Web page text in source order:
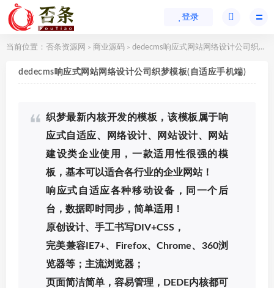
登录
当前位置： 否条资源网 > 商业源码 > dedecms响应式网站网络设计公司织梦模板(自适应手机端)
dedecms响应式网站网络设计公司织梦模板(自适应手机端)
织梦最新内核开发的模板，该模板属于响
应式自适应、网络设计、网站设计、网站
建设类企业使用，一款适用性很强的模
板，基本可以适合各行业的企业网站！
响应式自适应各种移动设备，同一个后
台，数据即时同步，简单适用！
原创设计、手工书写DIV+CSS，
完美兼容IE7+、Firefox、Chrome、360浏
览器等；主流浏览器；
页面简洁简单，容易管理，DEDE内核都可